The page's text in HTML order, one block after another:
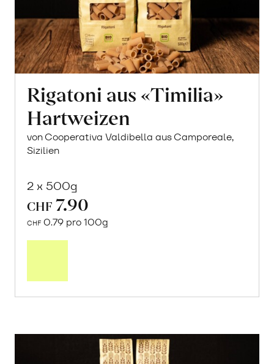
Rigatoni aus «Timilia»
Hartweizen
von Cooperativa Valdibella aus Camporeale,
Sizilien
2 x 500g
CHF 7.90
CHF 0.79 pro 100g